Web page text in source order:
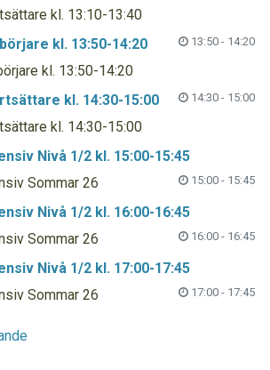
kl. 13:10-13:40
kl. 13:50-14:20
13:50 - 14:20
kl. 13:50-14:20
kl. 14:30-15:00
14:30 - 15:00
kl. 14:30-15:00
Nivå 1/2 kl. 15:00-15:45
15:00 - 15:45
Sommar 26
Nivå 1/2 kl. 16:00-16:45
16:00 - 16:45
Sommar 26
Nivå 1/2 kl. 17:00-17:45
17:00 - 17:45
Sommar 26